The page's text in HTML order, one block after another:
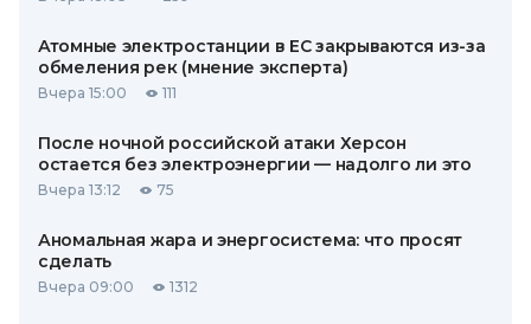
Атомные электростанции в ЕС закрываются из-за
обмеления рек (мнение эксперта)
Вчера 15:00 111
После ночной российской атаки Херсон
остается без электроэнергии — надолго ли это
Вчера 13:12 75
Аномальная жара и энергосистема: что просят
сделать
Вчера 09:00 1312